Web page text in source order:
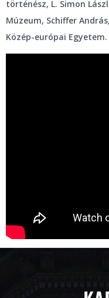
történész, L. Simon
Múzeum, Schiffer
Közép-európai Egyetem.